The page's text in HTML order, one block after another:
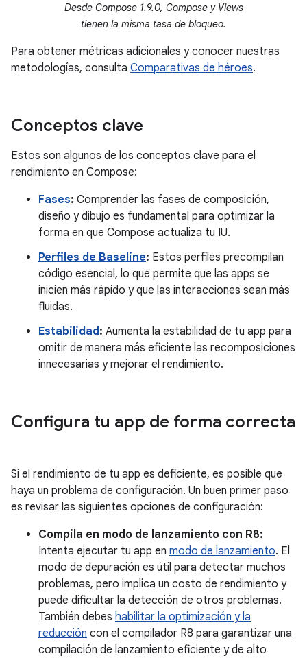
Desde Compose 1.9.0, Compose y Views
tienen la misma tasa de bloqueo.
Para obtener métricas adicionales y conocer nuestras
metodologías, consulta Comparativas de héroes.
Conceptos clave
Estos son algunos de los conceptos clave para el
rendimiento en Compose:
Fases: Comprender las fases de composición,
diseño y dibujo es fundamental para optimizar la
forma en que Compose actualiza tu IU.
Perfiles de Baseline: Estos perfiles precompilan
código esencial, lo que permite que las apps se
inicien más rápido y que las interacciones sean más
fluidas.
Estabilidad : Aumenta la estabilidad de tu app para
omitir de manera más eficiente las recomposiciones
innecesarias y mejorar el rendimiento.
Configura tu app de forma correcta
Si el rendimiento de tu app es deficiente, es posible que
haya un problema de configuración. Un buen primer paso
es revisar las siguientes opciones de configuración:
Compila en modo de lanzamiento con R8:
Intenta ejecutar tu app en modo de lanzamiento. El
modo de depuración es útil para detectar muchos
problemas, pero implica un costo de rendimiento y
puede dificultar la detección de otros problemas.
También debes habilitar la optimización y la
reducción con el compilador R8 para garantizar una
compilación de lanzamiento eficiente y de alto